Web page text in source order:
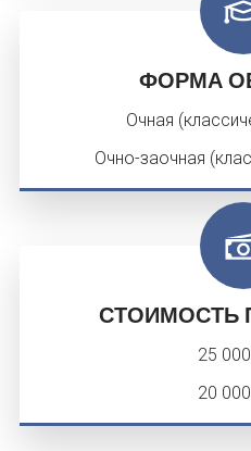
ФОРМА
Очная
Очно-заочная
СТОИМОСТЬ
25
20